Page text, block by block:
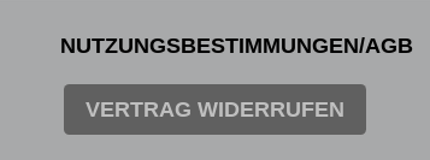
NUTZUNGSBESTIMMUNGEN/AGB
VERTRAG WIDERRUFEN